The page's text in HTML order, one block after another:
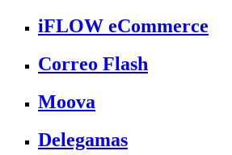
iFLOW eCommerce
Correo Flash
Moova
Delegamas